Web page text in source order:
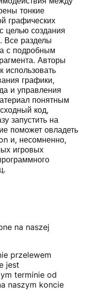
тонкие
графических
целью создания
Все разделы
с подробным
Авторы
использовать
графики,
и управления
понятным
код,
запустить на
поможет овладеть
и, несомненно,
игровых
na naszej
przelewem
jest
terminie od
naszym koncie